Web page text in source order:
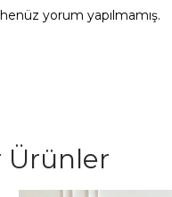
yorum yapılmamış.
Ürünler